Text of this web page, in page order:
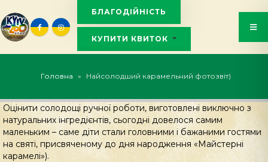
БЛАГОДІЙНІСТЬ
КУПИТИ КВИТОК
Головна » Найсолодший карамельний фотозвіт)
Оцінити солодощі ручної роботи, виготовлені виключно з
натуральних інгредієнтів, сьогодні довелося самим
маленьким – саме діти стали головними і бажаними гостями
на святі, присвяченому до дня народження «Майстерні
карамелі»).